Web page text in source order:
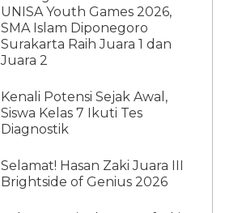
UNISA Youth Games 2026,
SMA Islam Diponegoro
Surakarta Raih Juara 1 dan
Juara 2
Kenali Potensi Sejak Awal,
Siswa Kelas 7 Ikuti Tes
Diagnostik
Selamat! Hasan Zaki Juara III
Brightside of Genius 2026